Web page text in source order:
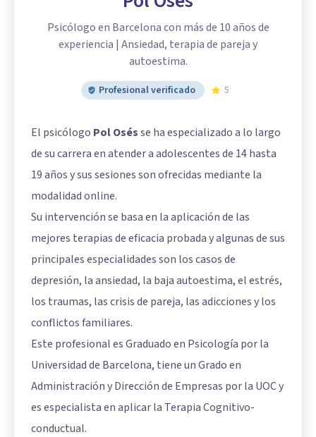
Psicólogo en Barcelona con más de 10 años de
experiencia | Ansiedad, terapia de pareja y
autoestima.
Profesional verificado 5
El psicólogo Pol Osésse ha especializado a lo largo
de su carrera en atender a adolescentes de 14 hasta
19 años y sus sesiones son ofrecidas mediante la
modalidad online.
Su intervención se basa en la aplicación de las
mejores terapias de eficacia probada y algunas de sus
principales especialidades son los casos de
depresión, la ansiedad, la baja autoestima, el estrés,
los traumas, las crisis de pareja, las adicciones y los
conflictos familiares.
Este profesional es Graduado en Psicología por la
Universidad de Barcelona, tiene un Grado en
Administración y Dirección de Empresas por la UOC y
es especialista en aplicar la Terapia Cognitivo-
conductual.